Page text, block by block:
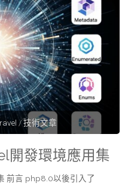
/技術文章
開發環境應用集
前言 php8.0以後引入了